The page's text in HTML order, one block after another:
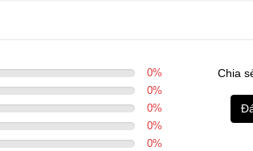
0%
0%
0%
0%
0%
Chia